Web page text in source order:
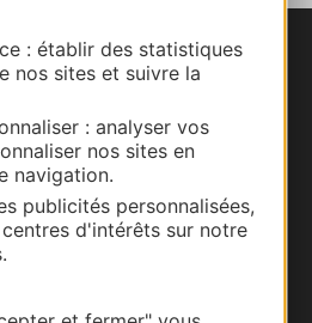
: établir des statistiques
nos sites et suivre la
: analyser vos
nos sites en
navigation.
publicités personnalisées,
d'intérêts sur notre